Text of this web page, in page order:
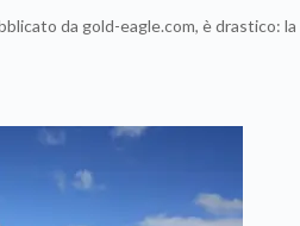
da gold-eagle.com, è drastico: la